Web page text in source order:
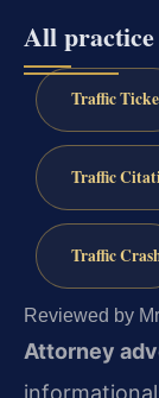
All practice
Traffic
Traffic
Traffic
Reviewed by
Attorney